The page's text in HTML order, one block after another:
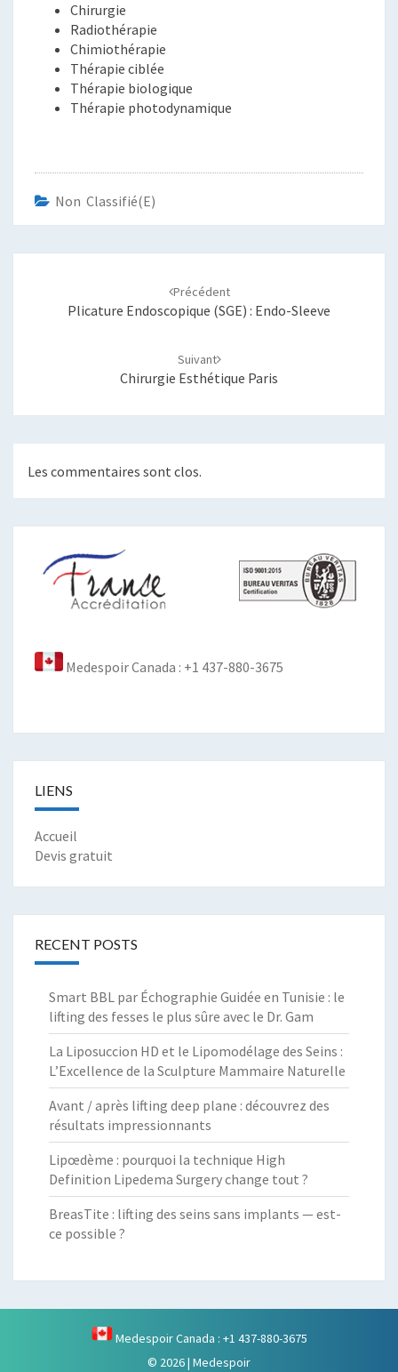
Chirurgie
Radiothérapie
Chimiothérapie
Thérapie ciblée
Thérapie biologique
Thérapie photodynamique
Non Classifié(e)
Précédent
Plicature Endoscopique (SGE) : Endo-Sleeve
Suivant
Chirurgie Esthétique Paris
Les commentaires sont clos.
Medespoir Canada : +1 437-880-3675
LIENS
Accueil
Devis gratuit
RECENT POSTS
Smart BBL par Échographie Guidée en Tunisie : le
lifting des fesses le plus sûre avec le Dr. Gam
La Liposuccion HD et le Lipomodélage des Seins :
L’Excellence de la Sculpture Mammaire Naturelle
Avant / après lifting deep plane : découvrez des
résultats impressionnants
Lipœdème : pourquoi la technique High
Definition Lipedema Surgery change tout ?
BreasTite : lifting des seins sans implants — est-
ce possible ?
Medespoir Canada : +1 437-880-3675
© 2026| Medespoir